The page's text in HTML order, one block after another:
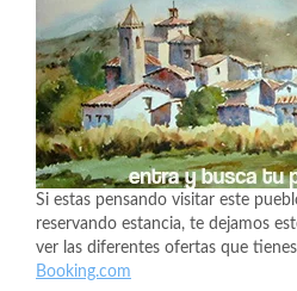
Si estas pensando visitar este
reservando estancia, te dejamos
ver las diferentes ofertas que
Booking.com